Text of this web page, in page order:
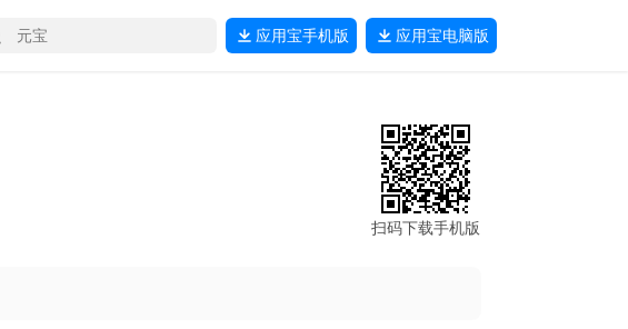
应用宝手机版 应用宝电脑版
扫码下载手机版